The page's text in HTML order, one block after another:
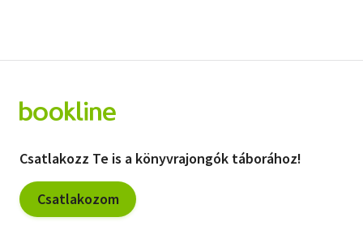
Csatlakozz Te is a könyvrajongók táborához!
Csatlakozom